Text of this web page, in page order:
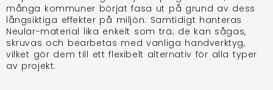
många kommuner börjat fasa ut på grund av dess
långsiktiga effekter på miljön. Samtidigt hanteras
Neular-material lika enkelt som trä; de kan sågas,
skruvas och bearbetas med vanliga handverktyg,
vilket gör dem till ett flexibelt alternativ för alla typer
av projekt.